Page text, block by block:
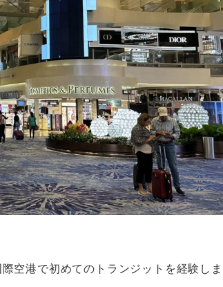
空港で初めてのトランジットを経験しま